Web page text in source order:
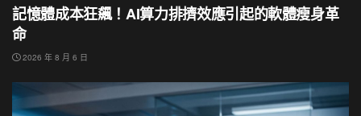
記憶體成本狂飆！AI算力排擠效應引起的軟體瘦身革
命
2026 年 8 月 6 日